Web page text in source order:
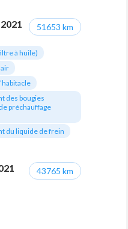
à huile)
des bougies
préchauffage
du liquide de frein
51653 km
43765 km